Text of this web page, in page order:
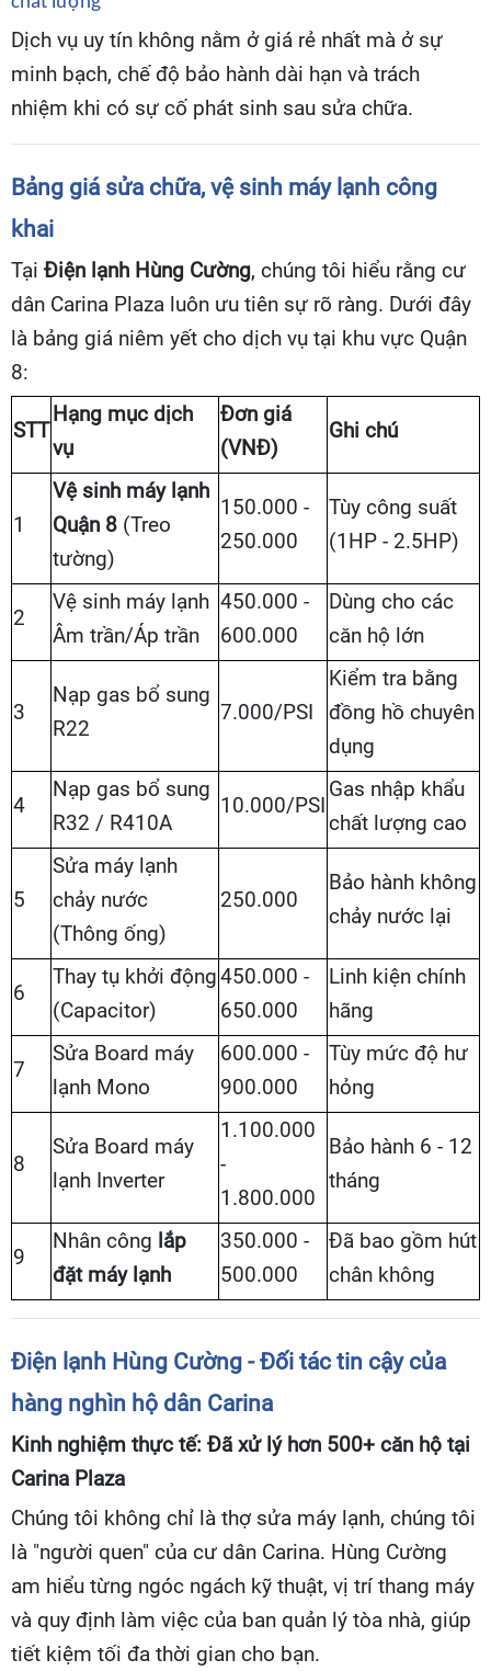
Dịch vụ uy tín không nằm ở giá rẻ nhất mà ở sự
minh bạch, chế độ bảo hành dài hạn và trách
nhiệm khi có sự cố phát sinh sau sửa chữa.
Bảng giá sửa chữa, vệ sinh máy lạnh công
khai
Tại Điện lạnh Hùng Cường, chúng tôi hiểu rằng cư
dân Carina Plaza luôn ưu tiên sự rõ ràng. Dưới đây
là bảng giá niêm yết cho dịch vụ tại khu vực Quận
8:
STT
Hạng mục dịch
vụ
Đơn giá
(VNĐ)
Ghi chú
1
Vệ sinh máy lạnh
Quận 8 (Treo
tường)
150.000 -
250.000
Tùy công suất
(1HP - 2.5HP)
2
Vệ sinh máy lạnh
Âm trần/Áp trần
450.000 -
600.000
Dùng cho các
căn hộ lớn
3
Nạp gas bổ sung
R22
7.000/PSI
Kiểm tra bằng
đồng hồ chuyên
dụng
4
Nạp gas bổ sung
R32 / R410A
10.000/PSI
Gas nhập khẩu
chất lượng cao
5
Sửa máy lạnh
chảy nước
(Thông ống)
250.000
Bảo hành không
chảy nước lại
6
Thay tụ khởi động
(Capacitor)
450.000 -
650.000
Linh kiện chính
hãng
7
Sửa Board máy
lạnh Mono
600.000 -
900.000
Tùy mức độ hư
hỏng
8
Sửa Board máy
lạnh Inverter
1.100.000
-
1.800.000
Bảo hành 6 - 12
tháng
9
Nhân công lắp
đặt máy lạnh
350.000 -
500.000
Đã bao gồm hút
chân không
Điện lạnh Hùng Cường - Đối tác tin cậy của
hàng nghìn hộ dân Carina
Kinh nghiệm thực tế: Đã xử lý hơn 500+ căn hộ tại
Carina Plaza
Chúng tôi không chỉ là thợ sửa máy lạnh, chúng tôi
là "người quen" của cư dân Carina. Hùng Cường
am hiểu từng ngóc ngách kỹ thuật, vị trí thang máy
và quy định làm việc của ban quản lý tòa nhà, giúp
tiết kiệm tối đa thời gian cho bạn.